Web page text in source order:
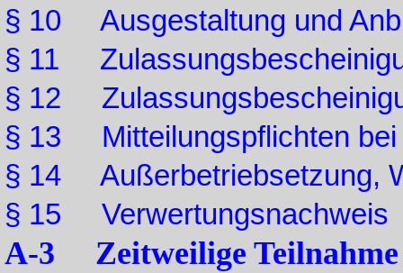
§ 10 Ausgestaltung und
§ 11
§ 12
§ 13 Mitteilungspflichten bei
§ 14 Außerbetriebsetzung,
§ 15 Verwertungsnachweis
A-3 Zeitweilige Teilnahme